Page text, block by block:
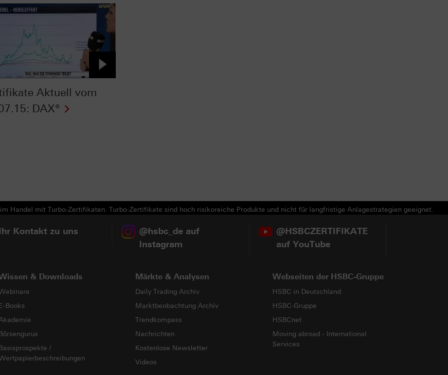
Aktuell vom
DAX®
Handel mit Turbo-Zertifikaten. Turbo-Zertifikate sind hoch risikoreiche Produkte und nicht für langfristige Anlagestrategien geeignet.
Kontakt zu uns
@hsbc_de auf
Instagram
@HSBCZERTIFIKATE
auf YouTube
& Downloads
Books
/
Märkte & Analysen
Daily Trading Archiv
Marktbeobachtung Archiv
Trendkompass
Nachrichten
Kostenlose Newsletter
Videos
Webseiten der HSBC-Gruppe
HSBC in Deutschland
HSBC-Gruppe
HSBCnet
Moving abroad - International
Services